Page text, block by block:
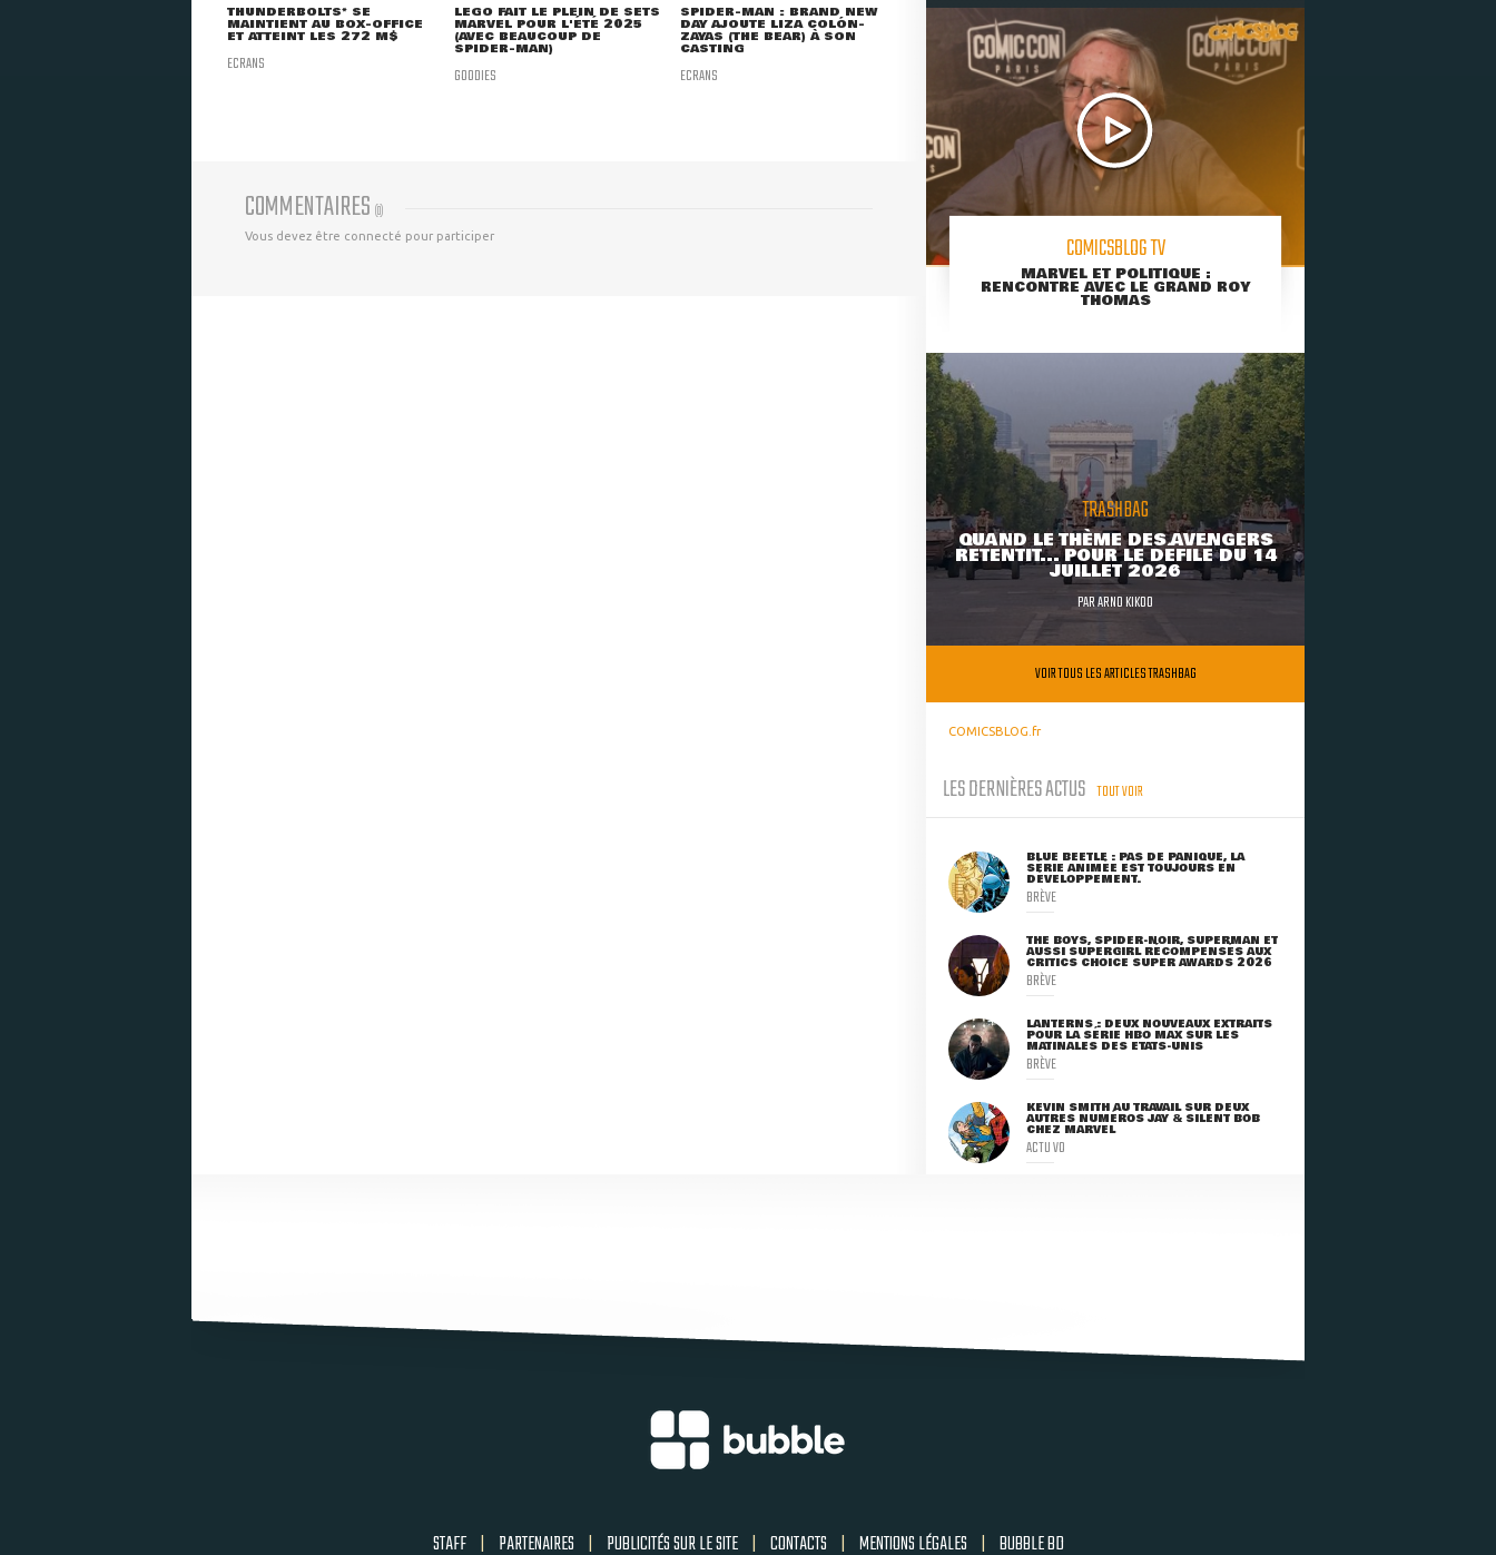
THUNDERBOLTS* SE
MAINTIENT AU BOX-OFFICE
ET ATTEINT LES 272 M$
ECRANS
LEGO FAIT LE PLEIN DE SETS
MARVEL POUR L'ÉTÉ 2025
(AVEC BEAUCOUP DE
SPIDER-MAN)
GOODIES
SPIDER-MAN : BRAND NEW
DAY AJOUTE LIZA COLÓN-
ZAYAS (THE BEAR) À SON
CASTING
ECRANS
COMMENTAIRES (0)
Vous devez être connecté pour participer COMICSBLOG TV
MARVEL ET POLITIQUE :
RENCONTRE AVEC LE GRAND ROY
THOMAS
TRASHBAG
QUAND LE THÈME DES AVENGERS
RETENTIT... POUR LE DÉFILÉ DU 14
JUILLET 2026
PARARNO KIKOO
VOIR TOUS LES ARTICLES TRASHBAG
COMICSBLOG.fr
LES DERNIÈRES ACTUS TOUT VOIR
BLUE BEETLE : PAS DE PANIQUE, LA
SÉRIE ANIMÉE EST TOUJOURS EN
DÉVELOPPEMENT.
BRÈVE
THE BOYS, SPIDER-NOIR, SUPERMAN ET
AUSSI SUPERGIRL RÉCOMPENSÉS AUX
CRITICS CHOICE SUPER AWARDS 2026
BRÈVE
LANTERNS : DEUX NOUVEAUX EXTRAITS
POUR LA SÉRIE HBO MAX SUR LES
MATINALES DES ETATS-UNIS
BRÈVE
KEVIN SMITH AU TRAVAIL SUR DEUX
AUTRES NUMÉROS JAY & SILENT BOB
CHEZ MARVEL
ACTU VO
STAFF | PARTENAIRES | PUBLICITÉS SUR LE SITE | CONTACTS | MENTIONS LÉGALES | BUBBLE BD